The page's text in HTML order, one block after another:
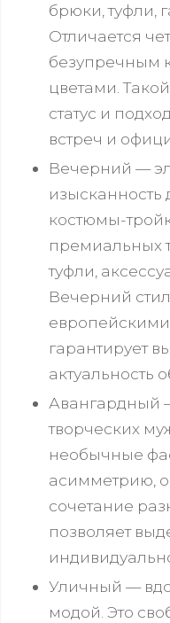
брюки, туфли,
Отличается
безупречным
цветами.
статус и
встреч и
Вечерний —
изысканность
костюмы-
премиальных
туфли,
Вечерний
гарантирует
актуальность
Авангардный
творческих
необычные
асимметрию,
сочетание
позволяет
Уличный —
модой. Это